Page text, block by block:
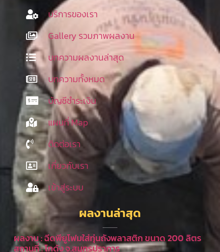
บริการของเรา
Gallery รวมภาพผลงาน
บทความผลงานล่าสุด
บทความทั้งหมด
บัญชีชำระเงิน
แผนที่ Map
ติดต่อเรา
เกี่ยวกับเรา
เข้าสู่ระบบ
ผลงานล่าสุด
ผลงาน : ฉีดพียูโฟมใส่ทุ่นถังพลาสติก ขนาด 200 ลิตร
สถานที่ : โกดัง จ.สมุทรปราการ